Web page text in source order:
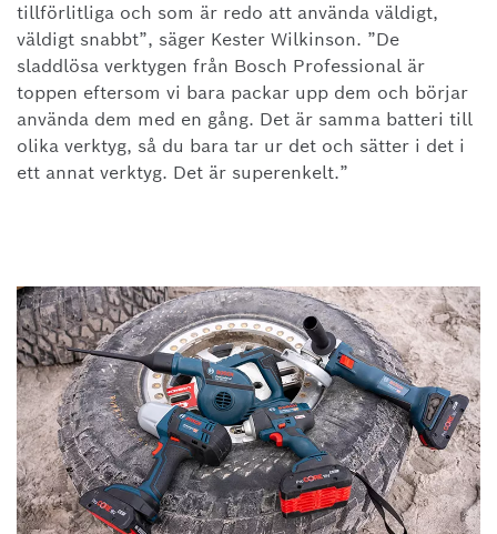
tillförlitliga och som är redo att använda väldigt,
väldigt snabbt”, säger Kester Wilkinson. ”De
sladdlösa verktygen från Bosch Professional är
toppen eftersom vi bara packar upp dem och börjar
använda dem med en gång. Det är samma batteri till
olika verktyg, så du bara tar ur det och sätter i det i
ett annat verktyg. Det är superenkelt.”